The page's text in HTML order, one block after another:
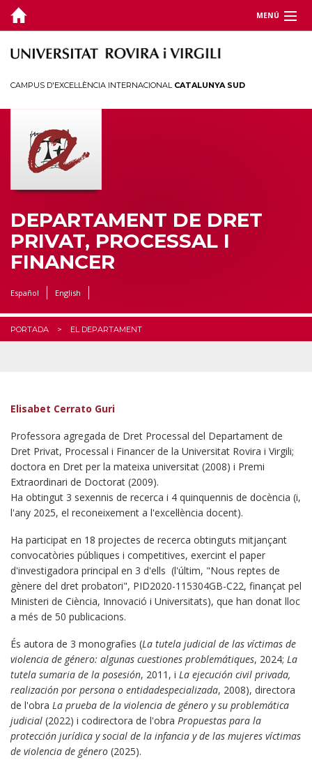
MENÚ
DEPARTAMENT
RECERCA
JORNADES I CONGRESSOS
TERRITORI
CAMPUS D'EXCEL·LÈNCIA INTERNACIONAL CATALUNYA SUD
DEPARTAMENT DE DRET
PRIVAT, PROCESSAL I
FINANCER
Español English
PORTADA EL DEPARTAMENT
Elisabet Cerrato Guri
Professora agregada de Dret Processal del Departament de
Dret Privat, Processal i Financer de la Universitat Rovira i Virgili;
doctora en Dret per la mateixa universitat (2008) i Premi
Extraordinari de Doctorat (2009).
Ha obtingut 3 sexennis de recerca i 4 quinquennis de docència (i,
l'any 2025, el reconeixement a l'excel·lència docent).
Ha participat en 18 projectes de recerca obtinguts mitjançant
convocatòries públiques i competitives, exercint el paper
d'investigadora principal en 3 d'ells (l'últim, "Nous reptes de
gènere del dret probatori", PID2020-115304GB-C22, finançat pel
Ministeri de Ciència, Innovació i Universitats), que han donat lloc
a més de 50 publicacions.
És autora de 3 monografies (La tutela judicial de las víctimas de
violencia de género: algunas cuestiones problemátiques, 2024; La
tutela sumaria de la posesión, 2011, i La ejecución civil privada,
realización por persona o entidadespecializada, 2008), directora
de l'obra La prueba de la violencia de género y su problemática
judicial (2022) i codirectora de l'obra Propuestas para la
protección jurídica y social de la infancia y de las mujeres víctimas
de violencia de género (2025).